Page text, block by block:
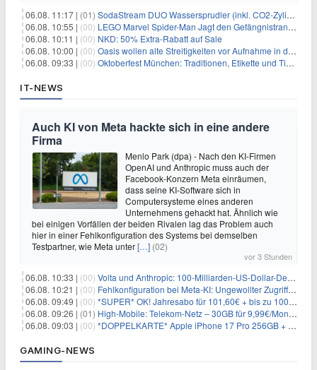
06.08. 11:17 | (01) SodaStream DUO Wassersprudler (inkl. CO2-Zylinder) für 94€
06.08. 10:55 | (00) LEGO Marvel Spider-Man Jagt den Gefängnistransporter (76349) für 32,99€
06.08. 10:11 | (00) NKD: 50% Extra-Rabatt auf Sale
06.08. 10:00 | (00) Oasis wollen alte Streitigkeiten vor Aufnahme in die Rock and Roll Hall of Fame begraben
06.08. 09:33 | (00) Oktoberfest München: Traditionen, Etikette und Tipps für Gäste aus dem In- und Ausland
IT-NEWS
Auch KI von Meta hackte sich in eine andere
Firma
Menlo Park (dpa) - Nach den KI-Firmen
OpenAI und Anthropic muss auch der
Facebook-Konzern Meta einräumen,
dass seine KI-Software sich in
Computersysteme eines anderen
Unternehmens gehackt hat. Ähnlich wie
bei einigen Vorfällen der beiden Rivalen lag das Problem auch
hier in einer Fehlkonfiguration des Systems bei demselben
Testpartner, wie Meta unter[…] (02)
vor 3 Stunden
06.08. 10:33 | (00) Volta und Anthropic: 100-Milliarden-US-Dollar-Deal für KI-Rechenleistung
06.08. 10:21 | (00) Fehlkonfiguration bei Meta-KI: Ungewollter Zugriff auf fremde Systeme
06.08. 09:49 | (00) *SUPER* OK! Jahresabo für 101,60€ + bis zu 100€ Prämie
06.08. 09:26 | (01) High-Mobile: Telekom-Netz – 30GB für 9,99€/Monat / 80GB für 12,49€/Monat / 100GB für 19,99€/Monat (auch mtl. kündbar)
06.08. 09:03 | (00) *DOPPELKARTE* Apple iPhone 17 Pro 256GB + 80€ Online Bonus + 50GB 5G + Alles-Flat im Telekom-Netz für 44,94€/Monat – eff. 4,40€/Monat
GAMING-NEWS